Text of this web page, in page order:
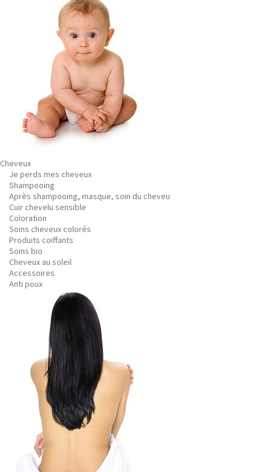
Cheveux
Je perds mes cheveux
Shampooing
Après shampooing, masque, soin du cheveu
Cuir chevelu sensible
Coloration
Soins cheveux colorés
Produits coiffants
Soins bio
Cheveux au soleil
Accessoires
Anti poux